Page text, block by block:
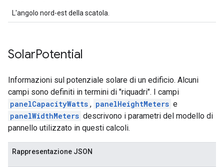
L'angolo nord-est della scatola.
SolarPotential
Informazioni sul potenziale solare di un edificio. Alcuni
campi sono definiti in termini di "riquadri". I campi
panelCapacityWatts , panelHeightMeters e
panelWidthMeters descrivono i parametri del modello di
pannello utilizzato in questi calcoli.
Rappresentazione JSON